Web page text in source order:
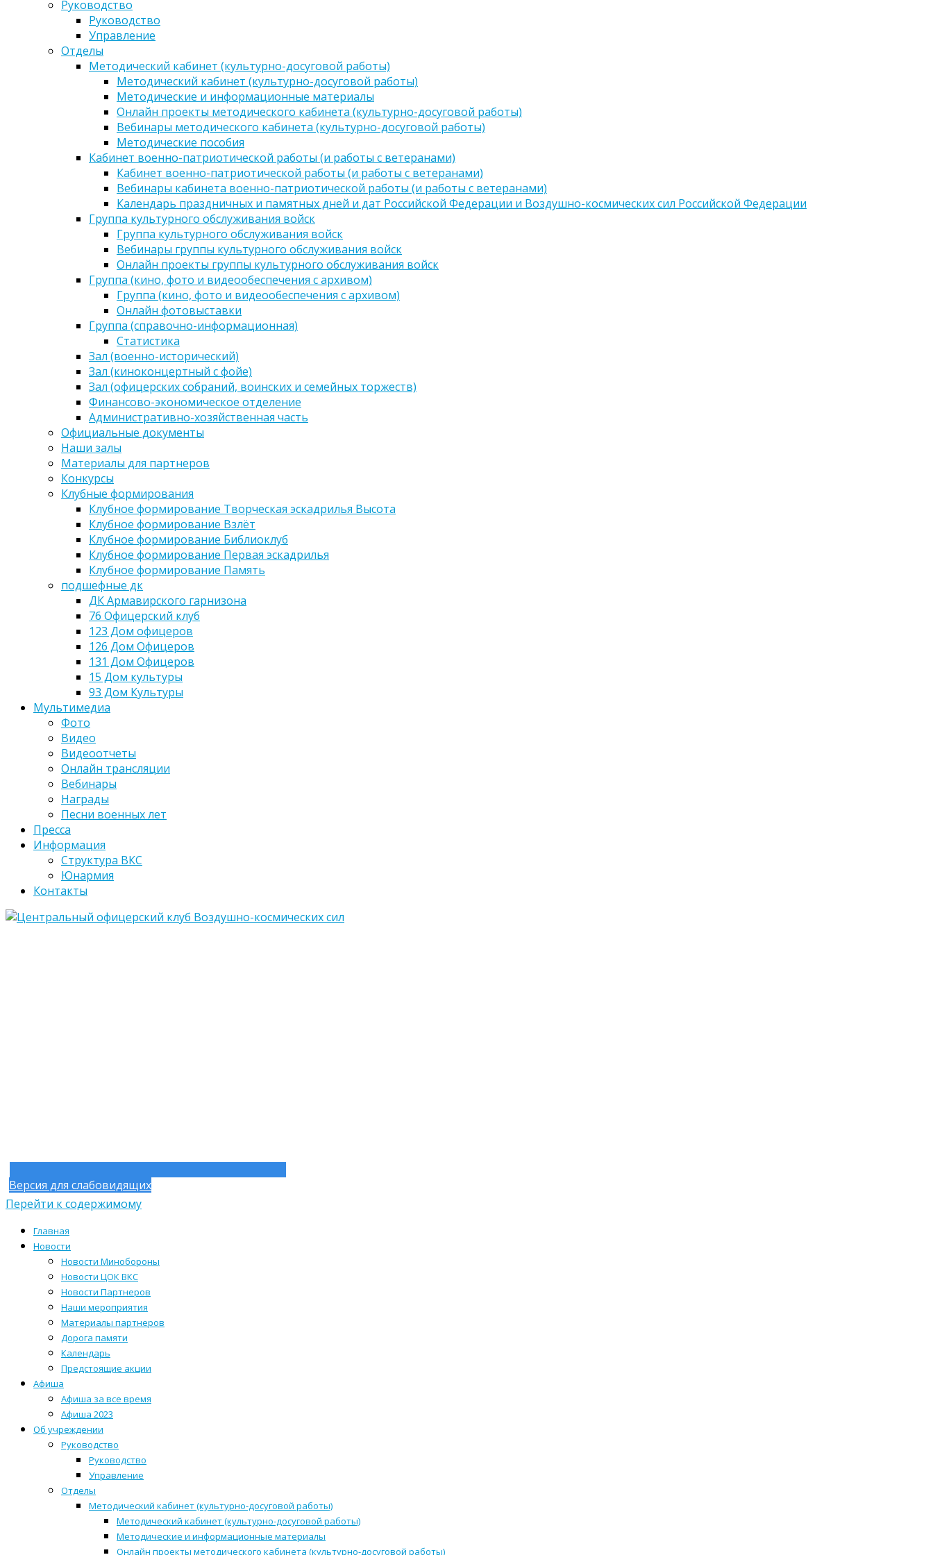
Руководство
Руководство
Управление
Отделы
Методический кабинет (культурно-досуговой работы)
Методический кабинет (культурно-досуговой работы)
Методические и информационные материалы
Онлайн проекты методического кабинета (культурно-досуговой работы)
Вебинары методического кабинета (культурно-досуговой работы)
Методические пособия
Кабинет военно-патриотической работы (и работы с ветеранами)
Кабинет военно-патриотической работы (и работы с ветеранами)
Вебинары кабинета военно-патриотической работы (и работы с ветеранами)
Календарь праздничных и памятных дней и дат Российской Федерации и Воздушно-космических сил Российской Федерации
Группа культурного обслуживания войск
Группа культурного обслуживания войск
Вебинары группы культурного обслуживания войск
Онлайн проекты группы культурного обслуживания войск
Группа (кино, фото и видеообеспечения с архивом)
Группа (кино, фото и видеообеспечения с архивом)
Онлайн фотовыставки
Группа (справочно-информационная)
Статистика
Зал (военно-исторический)
Зал (киноконцертный с фойе)
Зал (офицерских собраний, воинских и семейных торжеств)
Финансово-экономическое отделение
Административно-хозяйственная часть
Официальные документы
Наши залы
Материалы для партнеров
Конкурсы
Клубные формирования
Клубное формирование Творческая эскадрилья Высота
Клубное формирование Взлёт
Клубное формирование Библиоклуб
Клубное формирование Первая эскадрилья
Клубное формирование Память
подшефные дк
ДК Армавирского гарнизона
76 Офицерский клуб
123 Дом офицеров
126 Дом Офицеров
131 Дом Офицеров
15 Дом культуры
93 Дом Культуры
Мультимедиа
Фото
Видео
Видеоотчеты
Онлайн трансляции
Вебинары
Награды
Песни военных лет
Пресса
Информация
Структура ВКС
Юнармия
Контакты
Версия для слабовидящих
Перейти к содержимому
Главная
Новости
Новости Минобороны
Новости ЦОК ВКС
Новости Партнеров
Наши мероприятия
Материалы партнеров
Дорога памяти
Календарь
Предстоящие акции
Афиша
Афиша за все время
Афиша 2023
Об учреждении
Руководство
Руководство
Управление
Отделы
Методический кабинет (культурно-досуговой работы)
Методический кабинет (культурно-досуговой работы)
Методические и информационные материалы
Онлайн проекты методического кабинета (культурно-досуговой работы)